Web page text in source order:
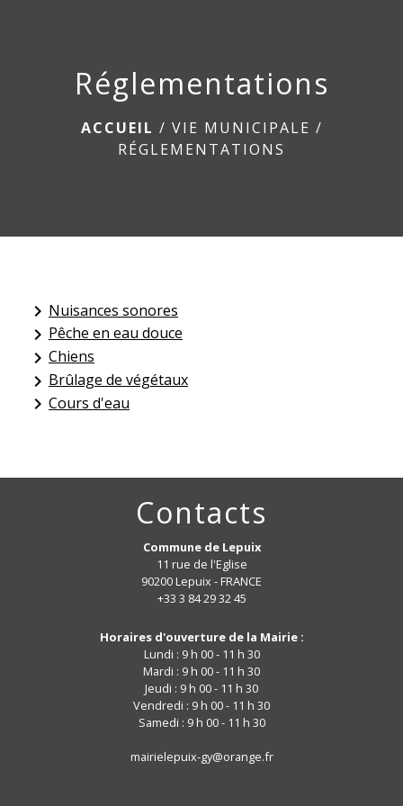
Réglementations
ACCUEIL / VIE MUNICIPALE /
RÉGLEMENTATIONS
keyboard_arrow_right Nuisances sonores
keyboard_arrow_right Pêche en eau douce
keyboard_arrow_right Chiens
keyboard_arrow_right Brûlage de végétaux
keyboard_arrow_right Cours d'eau
Contacts
Commune de Lepuix
11 rue de l'Eglise
90200 Lepuix - FRANCE
+33 3 84 29 32 45
Horaires d'ouverture de la Mairie :
Lundi : 9 h 00 - 11 h 30
Mardi : 9 h 00 - 11 h 30
Jeudi : 9 h 00 - 11 h 30
Vendredi : 9 h 00 - 11 h 30
Samedi : 9 h 00 - 11 h 30
mairielepuix-gy@orange.fr